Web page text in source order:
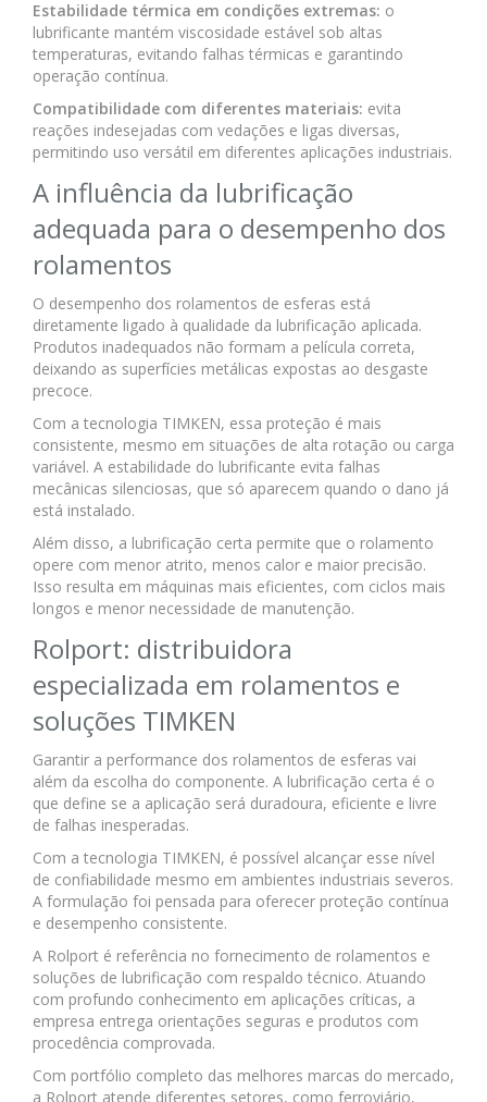
Estabilidade térmica em condições extremas: o
lubrificante mantém viscosidade estável sob altas
temperaturas, evitando falhas térmicas e garantindo
operação contínua.
Compatibilidade com diferentes materiais: evita
reações indesejadas com vedações e ligas diversas,
permitindo uso versátil em diferentes aplicações industriais.
A influência da lubrificação
adequada para o desempenho dos
rolamentos
O desempenho dos rolamentos de esferas está
diretamente ligado à qualidade da lubrificação aplicada.
Produtos inadequados não formam a película correta,
deixando as superfícies metálicas expostas ao desgaste
precoce.
Com a tecnologia TIMKEN, essa proteção é mais
consistente, mesmo em situações de alta rotação ou carga
variável. A estabilidade do lubrificante evita falhas
mecânicas silenciosas, que só aparecem quando o dano já
está instalado.
Além disso, a lubrificação certa permite que o rolamento
opere com menor atrito, menos calor e maior precisão.
Isso resulta em máquinas mais eficientes, com ciclos mais
longos e menor necessidade de manutenção.
Rolport: distribuidora
especializada em rolamentos e
soluções TIMKEN
Garantir a performance dos rolamentos de esferas vai
além da escolha do componente. A lubrificação certa é o
que define se a aplicação será duradoura, eficiente e livre
de falhas inesperadas.
Com a tecnologia TIMKEN, é possível alcançar esse nível
de confiabilidade mesmo em ambientes industriais severos.
A formulação foi pensada para oferecer proteção contínua
e desempenho consistente.
A Rolport é referência no fornecimento de rolamentos e
soluções de lubrificação com respaldo técnico. Atuando
com profundo conhecimento em aplicações críticas, a
empresa entrega orientações seguras e produtos com
procedência comprovada.
Com portfólio completo das melhores marcas do mercado,
a Rolport atende diferentes setores, como ferroviário,